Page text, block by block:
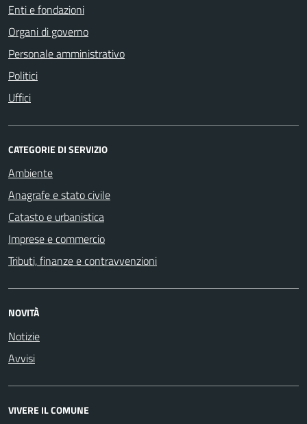
Enti e fondazioni
Organi di governo
Personale amministrativo
Politici
Uffici
CATEGORIE DI SERVIZIO
Ambiente
Anagrafe e stato civile
Catasto e urbanistica
Imprese e commercio
Tributi, finanze e contravvenzioni
NOVITÀ
Notizie
Avvisi
VIVERE IL COMUNE